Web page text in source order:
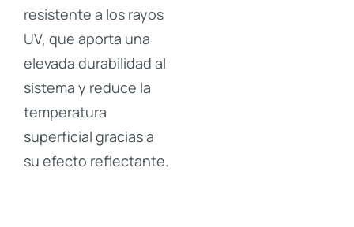
resistente a los rayos
UV, que aporta una
elevada durabilidad al
sistema y reduce la
temperatura
superficial gracias a
su efecto reflectante.